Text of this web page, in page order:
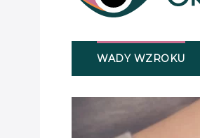
WADY WZROKU